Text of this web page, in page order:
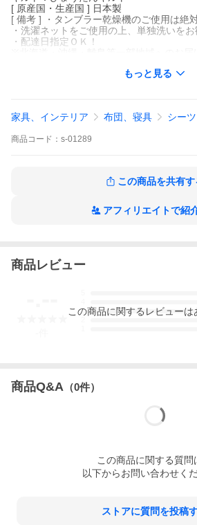
[ 原産国・生産国 ] 日本製
[ 備考 ] ・タンブラー乾燥機のご使用は絶
・洗濯ネットをご使用の上、単独洗いをお
・配達日指定ＯＫ！
VENUS BED ビーナスベッド オリジナル
ット 日本製 国産 ワイドキング シングル2
もっと見る
家具、インテリア 布団、寝具 シー
商品 コード： s-01289
この商品を共有す
アフィリエイトで紹
商品レビュー
3
この商品に関するレビューは
商品Q&A （0件）
この商品に関する質問
以下からお問い合わせくだ
ストアに質問を投稿